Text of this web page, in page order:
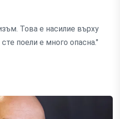
Това е насилие върху
поели е много опасна."